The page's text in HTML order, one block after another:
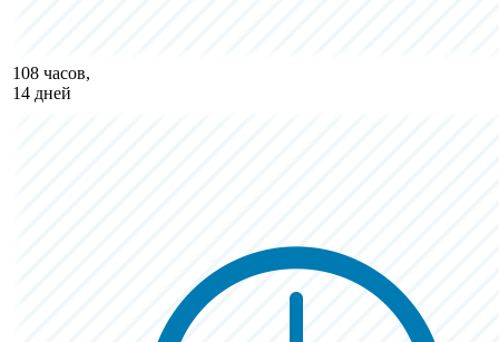
108 часов,
14 дней